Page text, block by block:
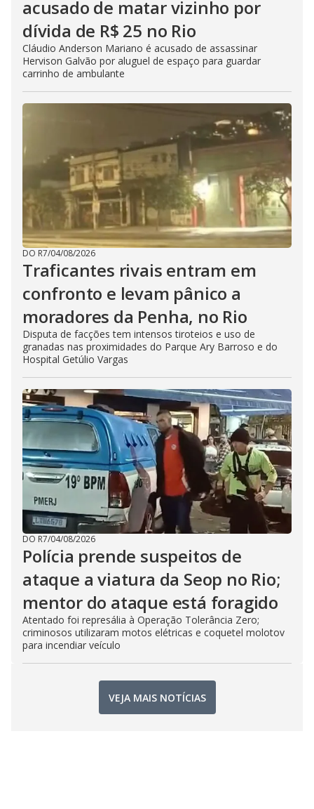
acusado de matar vizinho por
dívida de R$ 25 no Rio
Cláudio Anderson Mariano é acusado de assassinar
Hervison Galvão por aluguel de espaço para guardar
carrinho de ambulante
DO R7/04/08/2026
Traficantes rivais entram em
confronto e levam pânico a
moradores da Penha, no Rio
Disputa de facções tem intensos tiroteios e uso de
granadas nas proximidades do Parque Ary Barroso e do
Hospital Getúlio Vargas
DO R7/04/08/2026
Polícia prende suspeitos de
ataque a viatura da Seop no Rio;
mentor do ataque está foragido
Atentado foi represália à Operação Tolerância Zero;
criminosos utilizaram motos elétricas e coquetel molotov
para incendiar veículo
VEJA MAIS NOTÍCIAS